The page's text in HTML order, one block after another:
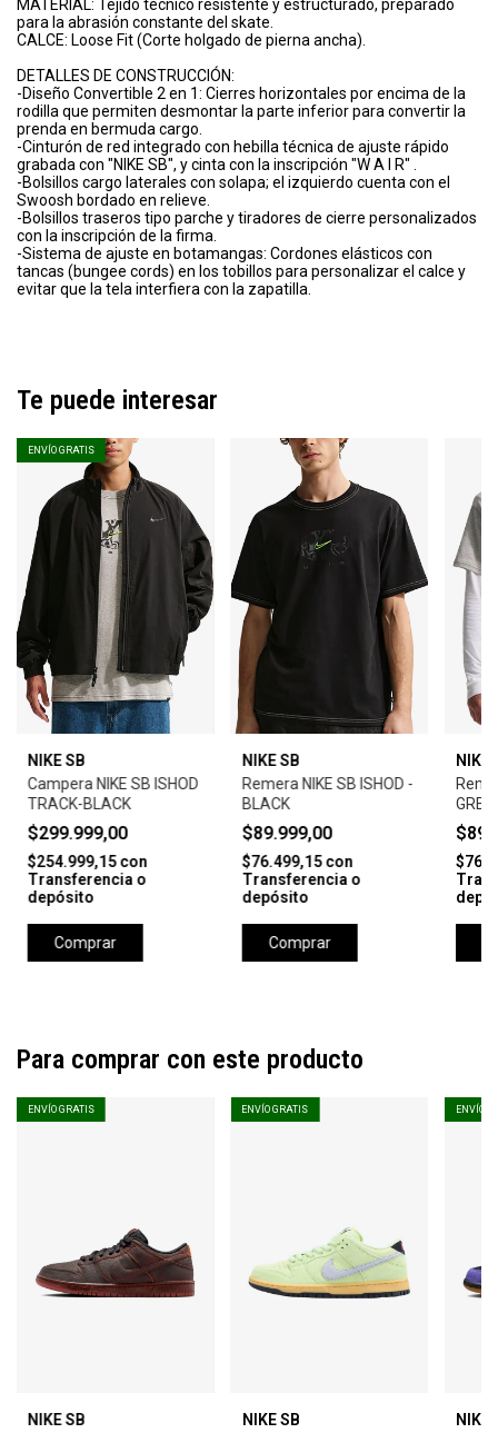
MATERIAL: Tejido técnico resistente y estructurado, preparado
para la abrasión constante del skate.
CALCE: Loose Fit (Corte holgado de pierna ancha).
DETALLES DE CONSTRUCCIÓN:
-Diseño Convertible 2 en 1: Cierres horizontales por encima de la
rodilla que permiten desmontar la parte inferior para convertir la
prenda en bermuda cargo.
-Cinturón de red integrado con hebilla técnica de ajuste rápido
grabada con "NIKE SB", y cinta con la inscripción "W A I R" .
-Bolsillos cargo laterales con solapa; el izquierdo cuenta con el
Swoosh bordado en relieve.
-Bolsillos traseros tipo parche y tiradores de cierre personalizados
con la inscripción de la firma.
-Sistema de ajuste en botamangas: Cordones elásticos con
tancas (bungee cords) en los tobillos para personalizar el calce y
evitar que la tela interfiera con la zapatilla.
Te puede interesar
ENVÍO GRATIS
NIKE SB
Campera NIKE SB ISHOD
TRACK-BLACK
$299.999,00
$254.999,15con
Transferencia o
depósito
Comprar
NIKE SB
Remera NIKE SB ISHOD -
BLACK
$89.999,00
$76.499,15con
Transferencia o
depósito
Comprar
NIKE
GREY
Para comprar con este producto
ENVÍO GRATIS
NIKE SB
ENVÍO GRATIS
NIKE SB
ENVÍO
NIKE